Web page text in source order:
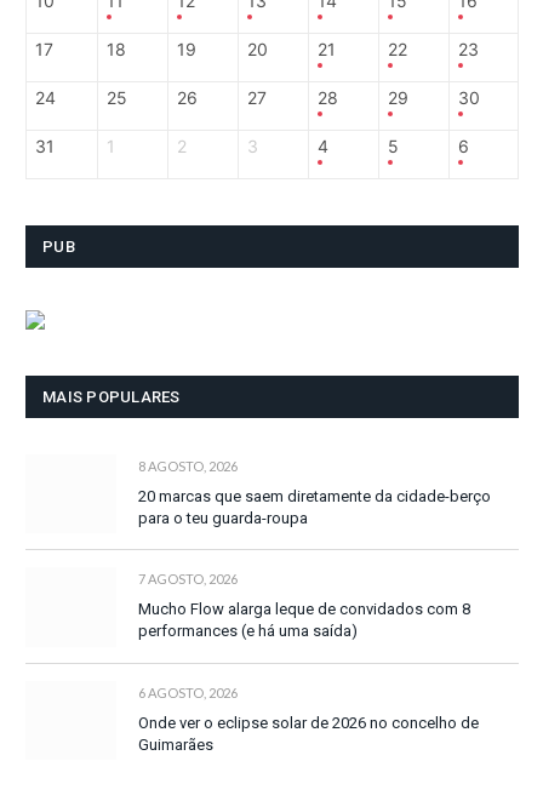
17 18 19 20 21 22 23
24 25 26 27 28 29 30
31 1 2 3 4 5 6
PUB
MAIS POPULARES
8 AGOSTO, 2026
20 marcas que saem diretamente da cidade-berço
para o teu guarda-roupa
7 AGOSTO, 2026
Mucho Flow alarga leque de convidados com 8
performances (e há uma saída)
6 AGOSTO, 2026
Onde ver o eclipse solar de 2026 no concelho de
Guimarães